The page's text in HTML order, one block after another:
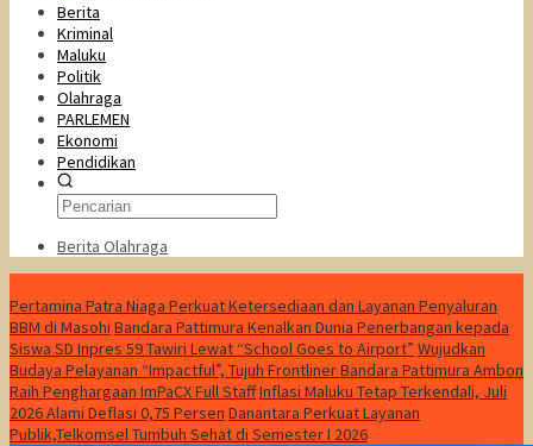
Berita
Kriminal
Maluku
Politik
Olahraga
PARLEMEN
Ekonomi
Pendidikan
Berita Olahraga
Pertamina Patra Niaga Perkuat Ketersediaan dan Layanan Penyaluran
BBM di Masohi Bandara Pattimura Kenalkan Dunia Penerbangan kepada
Siswa SD Inpres 59 Tawiri Lewat “School Goes to Airport” Wujudkan
Budaya Pelayanan “Impactful”, Tujuh Frontliner Bandara Pattimura Ambon
Raih Penghargaan ImPaCX Full StaffInflasi Maluku Tetap Terkendali, Juli
2026 Alami Deflasi 0,75 Persen Danantara Perkuat Layanan
Publik,Telkomsel Tumbuh Sehat di Semester I 2026